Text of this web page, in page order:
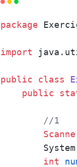
package
import
public class
public
//1
int